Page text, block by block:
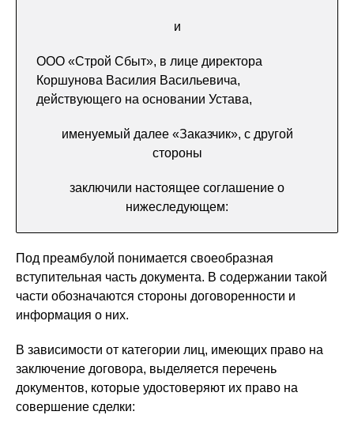
и
ООО «Строй Сбыт», в лице директора
Коршунова Василия Васильевича,
действующего на основании Устава,
именуемый далее «Заказчик», с другой
стороны
заключили настоящее соглашение о
нижеследующем:
Под преамбулой понимается своеобразная
вступительная часть документа. В содержании такой
части обозначаются стороны договоренности и
информация о них.
В зависимости от категории лиц, имеющих право на
заключение договора, выделяется перечень
документов, которые удостоверяют их право на
совершение сделки: